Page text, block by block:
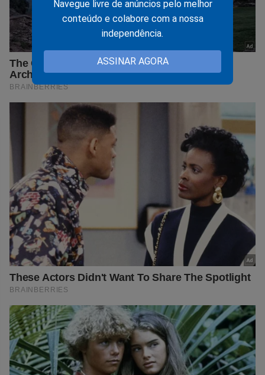
Navegue livre de anúncios pelo melhor
conteúdo e colabore com a nossa
independência.
ASSINAR AGORA